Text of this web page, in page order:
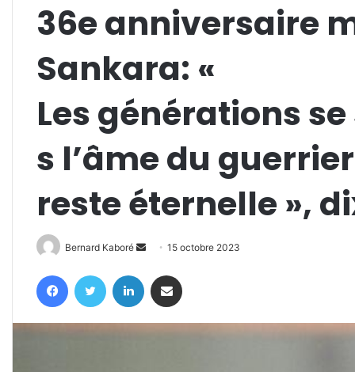
36e anniversaire
Sankara: «
Les générations
s l’âme du guerrier
reste éternelle »,
Bernard Kaboré
Envoyer
courriel
15 octobre 2023
FacebookTwitter Linkedin